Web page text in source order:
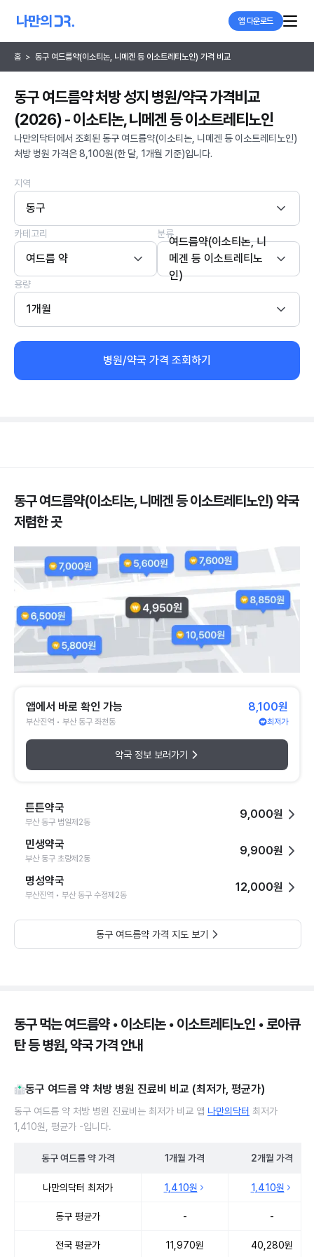
앱 다운로드
홈 > 동구 여드름약(이소티논, 니메겐 등 이소트레티노인) 가격 비교
동구 여드름약 처방 성지 병원/약국 가격비교
(2026) - 이소티논, 니메겐 등 이소트레티노인
나만의닥터에서 조회된 동구 여드름약(이소티논, 니메겐 등 이소트레티노인)
처방 병원 가격은 8,100원(한 달, 1개월 기준)입니다.
지역
동구
카테고리
여드름 약
분류
여드름약(이소티논, 니
메겐 등 이소트레티노
인)
용량
1개월
병원/약국 가격 조회하기
동구 여드름약(이소티논, 니메겐 등 이소트레티노인) 약국
저렴한 곳
앱에서 바로 확인 가능
부산진역 • 부산 동구 좌천동
8,100원
최저가
약국 정보 보러가기
튼튼약국
부산 동구 범일제2동
9,000원
민생약국
부산 동구 초량제2동
9,900원
명성약국
부산진역 • 부산 동구 수정제2동
12,000원
동구 여드름약 가격 지도 보기
동구 먹는 여드름약 • 이소티논 • 이소트레티노인 • 로아큐
탄 등 병원, 약국 가격 안내
동구 여드름 약 처방 병원 진료비 비교 (최저가, 평균가)
동구 여드름 약 처방 병원 진료비는 최저가 비교 앱 나만의닥터 최저가
1,410원, 평균가 -입니다.
동구 여드름 약가격 1개월 가격 2개월 가격
나만의닥터 최저가 1,410원 1,410원
동구 평균가 - -
전국 평균가 11,970원 40,280원